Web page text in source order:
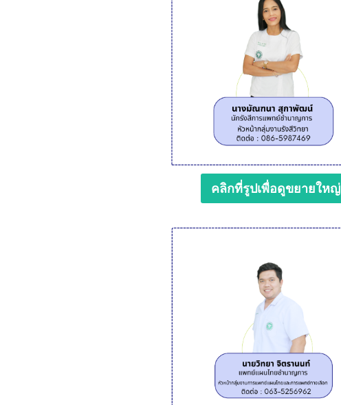
คลิกที่รูปเพื่อดูขยายใหญ่